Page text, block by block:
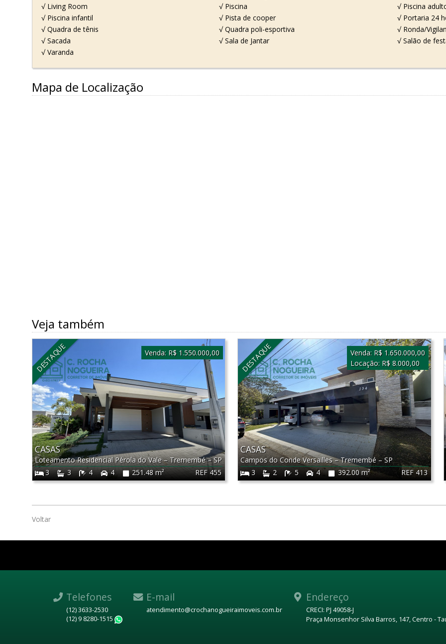
√ Living Room
√ Piscina
√ Piscina
√ Piscina infantil
√ Pista de cooper
√ Portaria 24
√ Quadra de tênis
√ Quadra poli-esportiva
√ Ronda/
√ Sacada
√ Sala de Jantar
√ Salão de
√ Varanda
Mapa de Localização
Veja também
DESTAQUE
REF 455
CASAS
Loteamento Residencial Pérola do Vale–Tremembé–SP
3
3 4 4 251.48 m²
Venda: R$ 1.550.000,00 DESTAQUE
REF 413
CASAS
Campos do Conde Versailles–Tremembé–SP
3
2 5 4 392.00 m²
Venda: R$ 1.650.000,00
Locação: R$ 8.000,00
Voltar
Telefones
(12) 3633-2530
(12) 9 8280-1515
E-mail
atendimento@crochanogueiraimoveis.com.br
Endereço
CRECI: PJ 49058-J
Praça Monsenhor Silva Barros, 147, Centro -